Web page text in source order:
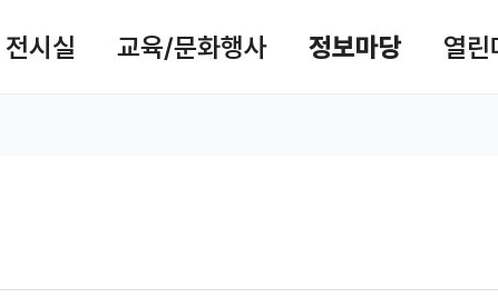
검색창 열기
전시실 교육/문화행사 정보마당 열린